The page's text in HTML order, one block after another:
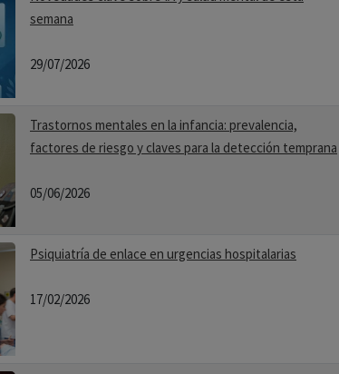
semana
29/07/2026
Trastornos mentales en la infancia: prevalencia,
factores de riesgo y claves para la detección temprana
05/06/2026
Psiquiatría de enlace en urgencias hospitalarias
17/02/2026